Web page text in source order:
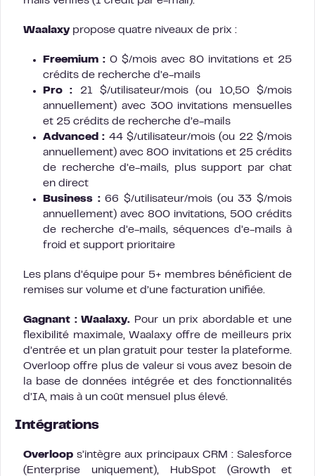
Waalaxypropose quatre niveaux de prix :
Freemium : 0 $/mois avec 80 invitations et 25
crédits de recherche d’e-mails
Pro : 21 $/utilisateur/mois (ou 10,50 $/mois
annuellement) avec 300 invitations mensuelles
et 25 crédits de recherche d’e-mails
Advanced : 44 $/utilisateur/mois (ou 22 $/mois
annuellement) avec 800 invitations et 25 crédits
de recherche d’e-mails, plus support par chat
en direct
Business :66 $/utilisateur/mois (ou 33 $/mois
annuellement) avec 800 invitations, 500 crédits
de recherche d’e-mails, séquences d’e-mails à
froid et support prioritaire
Les plans d’équipe pour 5+ membres bénéficient de
remises sur volume et d’une facturation unifiée.
Gagnant : Waalaxy. Pour un prix abordable et une
flexibilité maximale, Waalaxy offre de meilleurs prix
d’entrée et un plan gratuit pour tester la plateforme.
Overloop offre plus de valeur si vous avez besoin de
la base de données intégrée et des fonctionnalités
d’IA, mais à un coût mensuel plus élevé.
Intégrations
Overloop s’intègre aux principaux CRM : Salesforce
(Enterprise uniquement), HubSpot (Growth et